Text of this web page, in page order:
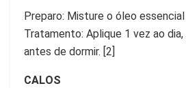
Preparo: Misture o óleo
Tratamento: Aplique 1 vez ao
antes de dormir. [2]
CALOS